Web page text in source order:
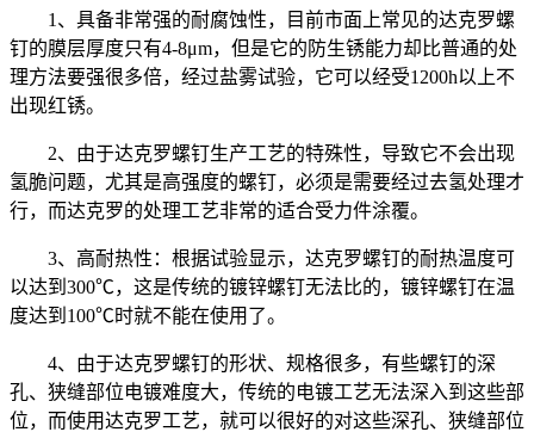
1、具备非常强的耐腐蚀性，目前市面上常见的达克罗螺
钉的膜层厚度只有4-8μm，但是它的防生锈能力却比普通的处
理方法要强很多倍，经过盐雾试验，它可以经受1200h以上不
出现红锈。
2、由于达克罗螺钉生产工艺的特殊性，导致它不会出现
氢脆问题，尤其是高强度的螺钉，必须是需要经过去氢处理才
行，而达克罗的处理工艺非常的适合受力件涂覆。
3、高耐热性：根据试验显示，达克罗螺钉的耐热温度可
以达到300℃，这是传统的镀锌螺钉无法比的，镀锌螺钉在温
度达到100℃时就不能在使用了。
4、由于达克罗螺钉的形状、规格很多，有些螺钉的深
孔、狭缝部位电镀难度大，传统的电镀工艺无法深入到这些部
位，而使用达克罗工艺，就可以很好的对这些深孔、狭缝部位